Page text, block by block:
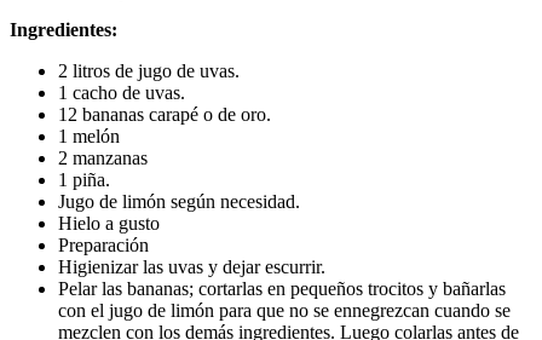
Ingredientes:
2 litros de jugo de uvas.
1 cacho de uvas.
12 bananas carapé o de oro.
1 melón
2 manzanas
1 piña.
Jugo de limón según necesidad.
Hielo a gusto
Preparación
Higienizar las uvas y dejar escurrir.
Pelar las bananas; cortarlas en pequeños trocitos y bañarlas
con el jugo de limón para que no se ennegrezcan cuando se
mezclen con los demás ingredientes. Luego colarlas antes de